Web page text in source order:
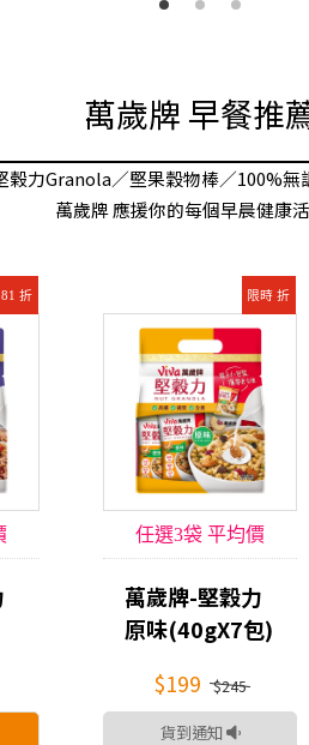
萬歲牌 早餐推
榖力Granola／堅果穀物棒／100%無
萬歲牌 應援你的每個早晨健康活
折 限時 折
任選3袋 平均價
$166
萬歲牌-堅穀力
原味(40gX7包)
$199
$245
貨到通知